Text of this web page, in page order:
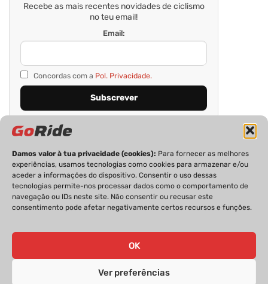
Damos valor à tua privacidade (cookies): Para fornecer as melhores
experiências, usamos tecnologias como cookies para armazenar e/ou
aceder a informações do dispositivo. Consentir o uso dessas
tecnologias permite-nos processar dados como o comportamento de
navegação ou IDs neste site. Não consentir ou recusar este
consentimento pode afetar negativamente certos recursos e funções.
OK
Ver preferências
Recebe as mais recentes novidades de ciclismo
no teu email!
Email:
Concordas com a Pol. Privacidade.
PRIVACIDADE FICHA TÉCNICA
ESTATUTO EDITORIAL